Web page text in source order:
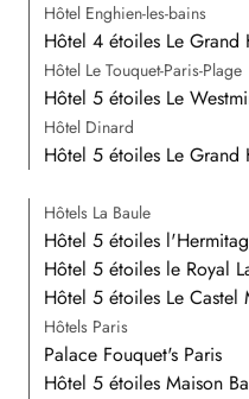
Hôtel Enghien-les-bains
Hôtel 4 étoiles Le Grand
Hôtel Le Touquet-Paris-Plage
Hôtel 5 étoiles Le
Hôtel Dinard
Hôtel 5 étoiles Le Grand
Hôtels La Baule
Hôtel 5 étoiles
Hôtel 5 étoiles le Royal
Hôtel 5 étoiles Le Castel
Hôtels Paris
Palace Fouquet's Paris
Hôtel 5 étoiles Maison